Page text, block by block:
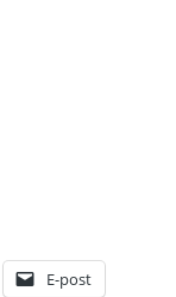
E-post